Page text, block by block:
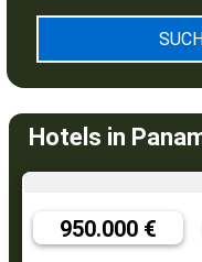
Hotels in
950.000 €